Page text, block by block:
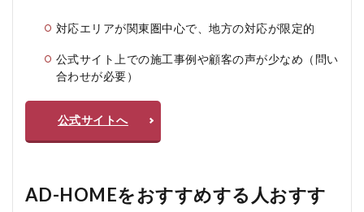
対応エリアが関東圏中心で、地方の対応が限定的
公式サイト上での施工事例や顧客の声が少なめ（問い
合わせが必要）
公式サイトへ
AD-HOMEをおすすめする人おすす